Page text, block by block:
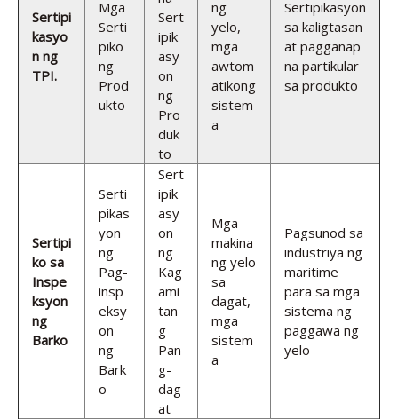
Sertipi
kasyo
n ng
TPΙ.
Mga
Serti
piko
ng
Prod
ukto
Sert
ipik
asy
on
ng
Pro
duk
to
ng
yelo,
mga
awtom
atikong
sistem
a
Sertipikasyon
sa kaligtasan
at pagganap
na partikular
sa produkto
Sertipi
ko sa
Inspe
ksyon
ng
Barko
Serti
pikas
yon
ng
Pag-
insp
eksy
on
ng
Bark
o
Sert
ipik
asy
on
ng
Kag
ami
tan
g
Pan
g-
dag
at
Mga
makina
ng yelo
sa
dagat,
mga
sistem
a
Pagsunod sa
industriya ng
maritime
para sa mga
sistema ng
paggawa ng
yelo